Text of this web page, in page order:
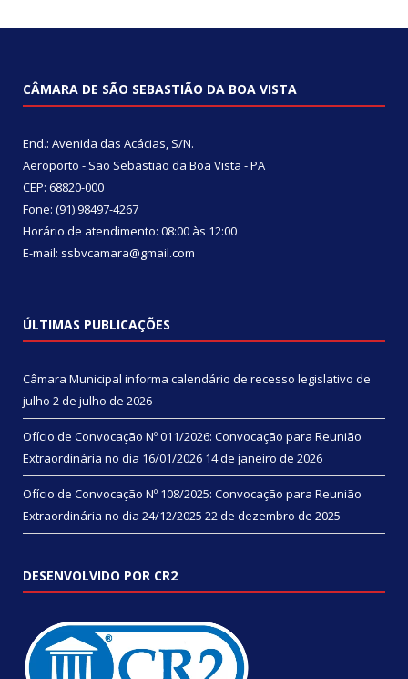
CÂMARA DE SÃO SEBASTIÃO DA BOA VISTA
End.: Avenida das Acácias, S/N.
Aeroporto - São Sebastião da Boa Vista - PA
CEP: 68820-000
Fone: (91) 98497-4267
Horário de atendimento: 08:00 às 12:00
E-mail: ssbvcamara@gmail.com
ÚLTIMAS PUBLICAÇÕES
Câmara Municipal informa calendário de recesso legislativo de
julho 2 de julho de 2026
Ofício de Convocação Nº 011/2026: Convocação para Reunião
Extraordinária no dia 16/01/2026 14 de janeiro de 2026
Ofício de Convocação Nº 108/2025: Convocação para Reunião
Extraordinária no dia 24/12/2025 22 de dezembro de 2025
DESENVOLVIDO POR CR2